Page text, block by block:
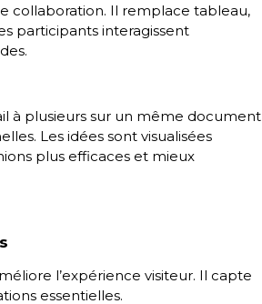
collaboration. Il remplace tableau,
participants interagissent
à plusieurs sur un même document
Les idées sont visualisées
plus efficaces et mieux
l’expérience visiteur. Il capte
essentielles.